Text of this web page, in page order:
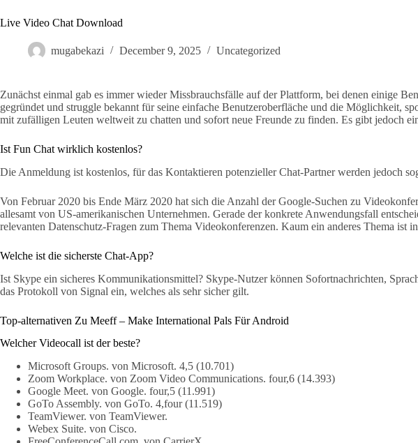
Live Video Chat Download
mugabekazi December 9, 2025 Uncategorized
Zunächst einmal gab es immer wieder Missbrauchsfälle auf der Plattform, bei denen einige
gegründet und struggle bekannt für seine einfache Benutzeroberfläche und die Möglichkeit,
mit zufälligen Leuten weltweit zu chatten und sofort neue Freunde zu finden. Es gibt jedoch
Ist Fun Chat wirklich kostenlos?
Die Anmeldung ist kostenlos, für das Kontaktieren potenzieller Chat-Partner werden jedoch
Von Februar 2020 bis Ende März 2020 hat sich die Anzahl der Google-Suchen zu
allesamt von US-amerikanischen Unternehmen. Gerade der konkrete Anwendungsfall
relevanten Datenschutz-Fragen zum Thema Videokonferenzen. Kaum ein anderes Thema
Welche ist die sicherste Chat-App?
Ist Skype ein sicheres Kommunikationsmittel? Skype-Nutzer können Sofortnachrichten,
das Protokoll von Signal ein, welches als sehr sicher gilt.
Top-alternativen Zu Meeff – Make International Pals Für Android
Welcher Videocall ist der beste?
Microsoft Groups. von Microsoft. 4,5 (10.701)
Zoom Workplace. von Zoom Video Communications. four,6 (14.393)
Google Meet. von Google. four,5 (11.991)
GoTo Assembly. von GoTo. 4,four (11.519)
TeamViewer. von TeamViewer.
Webex Suite. von Cisco.